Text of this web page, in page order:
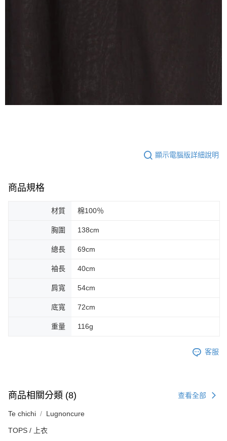
顯示電腦版詳細說明
商品規格
材質 棉100％
胸圍 138cm
總長 69cm
袖長 40cm
肩寬 54cm
底寬 72cm
重量 116g
客服
商品相關分類 (8) 查看全部
Te chichi Lugnoncure
TOPS / 上衣